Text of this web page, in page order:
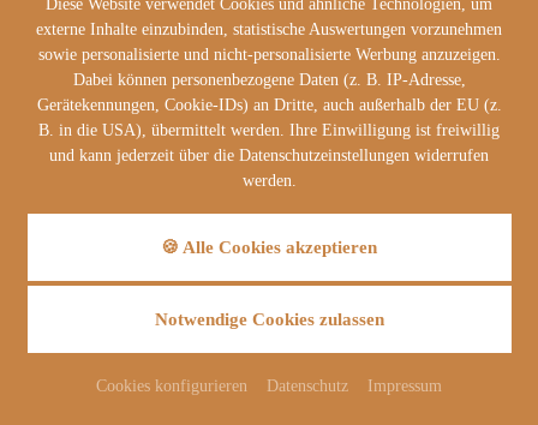
Diese Website verwendet Cookies und ähnliche Technologien, um
externe Inhalte einzubinden, statistische Auswertungen vorzunehmen
sowie personalisierte und nicht-personalisierte Werbung anzuzeigen.
Dabei können personenbezogene Daten (z. B. IP-Adresse,
Gerätekennungen, Cookie-IDs) an Dritte, auch außerhalb der EU (z.
B. in die USA), übermittelt werden. Ihre Einwilligung ist freiwillig
und kann jederzeit über die Datenschutzeinstellungen widerrufen
werden.
🍪 Alle Cookies akzeptieren
Notwendige Cookies zulassen
Cookies konfigurieren Datenschutz Impressum
korrekt anzuzeigen.
Zu diesem Zweck muss der von Ihnen verwendete
Browser Verbindung zu den Servern von Monotype
aufnehmen. Hierdurch erlangt Monotype Kenntnis
darüber, dass über Ihre (IP-Adresse,
Browserinformationen (Name, Version), Webseite,
Betriebssystems des Nutzers, Schriftdatei) unsere
Website aufgerufen wurde. Die Nutzung von
Monotype Web Fonts erfolgt im Interesse einer
im Sinne von Art. 6 Abs. 1 lit. f DSGVO dar.